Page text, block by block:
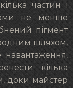
частин і
не менше
пігмент
шляхом,
навантаження.
кілька
доки майстер